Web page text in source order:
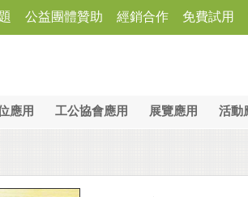
公益團體贊助 經銷合作 免費試用
應用 工公協會應用 展覽應用 活動